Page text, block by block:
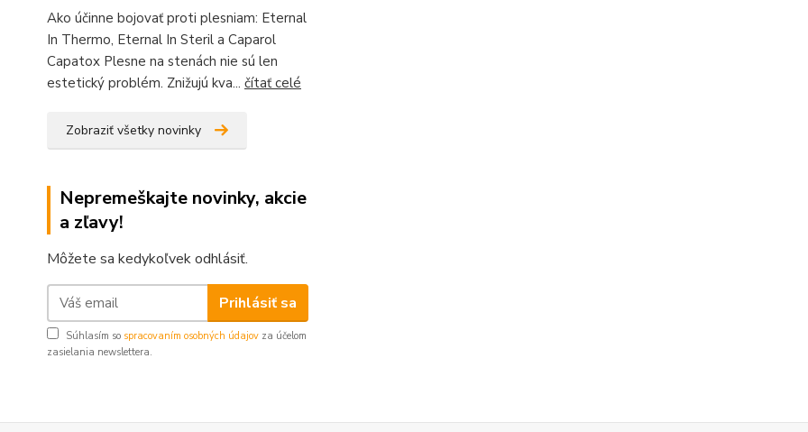
Ako účinne bojovať proti plesniam: Eternal
In Thermo, Eternal In Steril a Caparol
Capatox Plesne na stenách nie sú len
estetický problém. Znižujú kva... čítať celé
Zobraziť všetky novinky
Nepremeškajte novinky, akcie
a zľavy!
Môžete sa kedykoľvek odhlásiť.
Prihlásiť sa
Súhlasím so spracovaním osobných údajov za účelom
zasielania newslettera.